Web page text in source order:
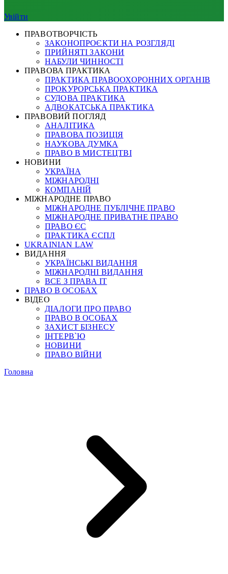
Увійти
ПРАВОТВОРЧІСТЬ
ЗАКОНОПРОЄКТИ НА РОЗГЛЯДІ
ПРИЙНЯТІ ЗАКОНИ
НАБУЛИ ЧИННОСТІ
ПРАВОВА ПРАКТИКА
ПРАКТИКА ПРАВООХОРОННИХ ОРГАНІВ
ПРОКУРОРСЬКА ПРАКТИКА
СУДОВА ПРАКТИКА
АДВОКАТСЬКА ПРАКТИКА
ПРАВОВИЙ ПОГЛЯД
АНАЛІТИКА
ПРАВОВА ПОЗИЦІЯ
НАУКОВА ДУМКА
ПРАВО В МИСТЕЦТВІ
НОВИНИ
УКРАЇНА
МІЖНАРОДНІ
КОМПАНІЙ
МІЖНАРОДНЕ ПРАВО
МІЖНАРОДНЕ ПУБЛІЧНЕ ПРАВО
МІЖНАРОДНЕ ПРИВАТНЕ ПРАВО
ПРАВО ЄС
ПРАКТИКА ЄСПЛ
UKRAINIAN LAW
ВИДАННЯ
УКРАЇНСЬКІ ВИДАННЯ
МІЖНАРОДНІ ВИДАННЯ
ВСЕ З ПРАВА ІТ
ПРАВО В ОСОБАХ
ВІДЕО
ДІАЛОГИ ПРО ПРАВО
ПРАВО В ОСОБАХ
ЗАХИСТ БІЗНЕСУ
ІНТЕРВ`Ю
НОВИНИ
ПРАВО ВІЙНИ
Головна